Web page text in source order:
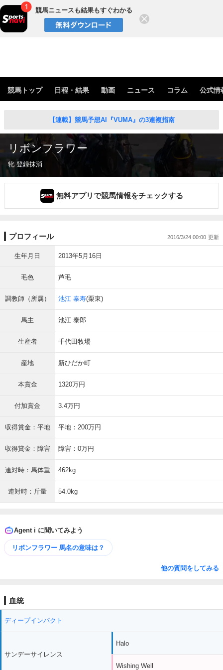
競馬ニュースも結果もすぐわかる
競馬トップ 日程・結果 動画 ニュース コラム 公式情
【連載】競馬予想AI『VUMA』の3連複指南
リボンフラワー
牝 登録抹消
無料アプリで競馬情報をチェックする
プロフィール 2016/3/24 00:00
生年月日 2013年5月16日
毛色 芦毛
調教師（所属） 池江 泰寿(栗東)
馬主 池江 泰郎
生産者 千代田牧場
産地 新ひだか町
本賞金 1320万円
付加賞金 3.4万円
収得賞金：平地 平地：200万円
収得賞金：障害 障害：0万円
連対時：馬体重 462kg
連対時：斤量 54.0kg
Agent i に聞いてみよう
リボンフラワー 馬名の意味は？
他の質問をしてみる
血統
ディープインパクト
サンデーサイレンス
Halo
Wishing Well